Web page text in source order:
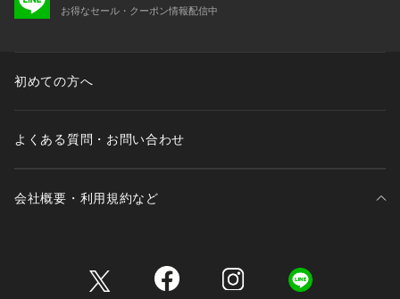
お得なセール・クーポン情報配信中
初めての方へ
よくある質問・お問い合わせ
会社概要・利用規約など